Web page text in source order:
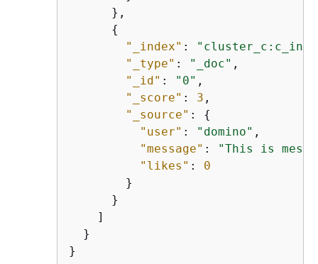
      },
{
"_index" :
"_type" : "_doc" ,
"_id" : "0" ,
"_score" : 3 ,
"_source" : {
"user" : "domino" ,
"message" :
"This is
"likes" : 0
        }
      }
    ]
  }
}